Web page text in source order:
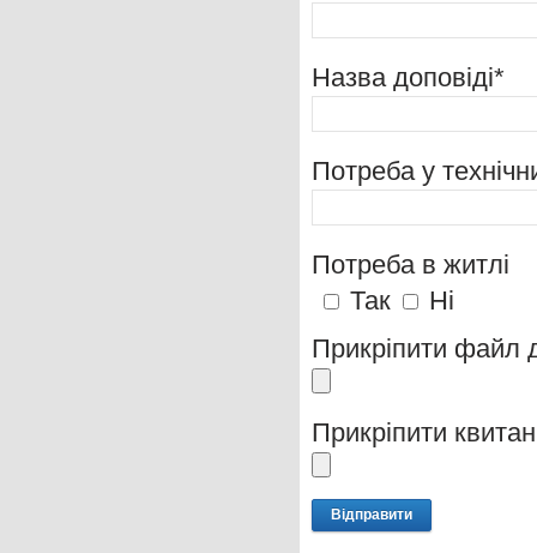
Назва доповіді*
Потреба у
Потреба в житлі
Так
Ні
Прикріпити файл
Прикріпити